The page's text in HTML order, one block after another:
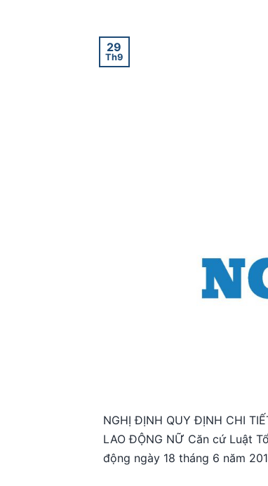
29
Th9
NGHỊ ĐỊNH QUY ĐỊNH CHI
LAO ĐỘNG NỮ Căn cứ Luật
động ngày 18 tháng 6 năm